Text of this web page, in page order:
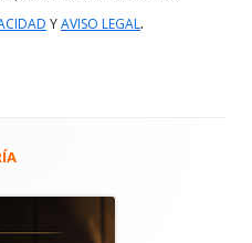
YAVISO LEGAL.